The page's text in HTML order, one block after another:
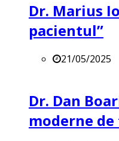
Dr. Marius
pacientul”
21/05/2025
Dr. Dan
moderne